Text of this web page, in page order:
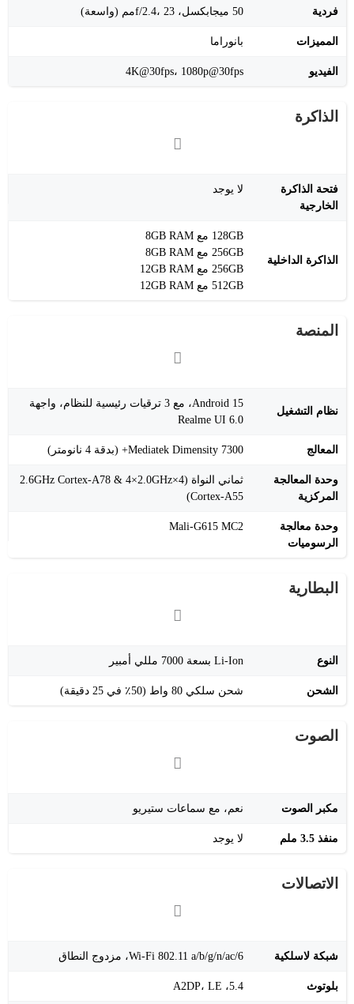
فردية 50 ميجابكسل، f/2.4، 23مم (واسعة)
المميزات بانوراما
الفيديو 4K@30fps، 1080p@30fps
الذاكرة
فتحة الذاكرة
الخارجية
لا يوجد
الذاكرة الداخلية
128GB مع 8GB RAM
256GB مع 8GB RAM
256GB مع 12GB RAM
512GB مع 12GB RAM
المنصة
نظام التشغيل
Android 15، مع 3 ترقيات رئيسية للنظام، واجهة
Realme UI 6.0
المعالج Mediatek Dimensity 7300+ (بدقة 4 نانومتر)
وحدة المعالجة
المركزية
ثماني النواة (4×2.6GHz Cortex-A78 & 4×2.0GHz
Cortex-A55)
وحدة معالجة
الرسوميات
Mali-G615 MC2
البطارية
النوع Li-Ion بسعة 7000 مللي أمبير
الشحن شحن سلكي 80 واط (50٪ في 25 دقيقة)
الصوت
مكبر الصوت نعم، مع سماعات ستيريو
منفذ 3.5 ملم لا يوجد
الاتصالات
شبكة لاسلكية Wi-Fi 802.11 a/b/g/n/ac/6، مزدوج النطاق
بلوتوث 5.4، A2DP، LE